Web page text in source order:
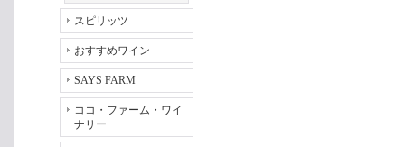
スピリッツ
おすすめワイン
SAYS FARM
ココ・ファーム・ワイ
ナリー